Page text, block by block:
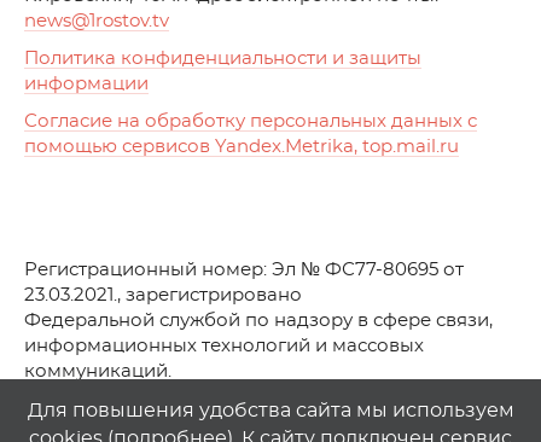
news@1rostov.tv
Политика конфиденциальности и защиты
информации
Согласие на обработку персональных данных с
помощью сервисов Yandex.Metrika, top.mail.ru
Регистрационный номер: Эл № ФС77-80695 от
23.03.2021., зарегистрировано
Федеральной службой по надзору в сфере связи,
информационных технологий и массовых
коммуникаций.
© АО Телеканал «Первый Ростовский» (2021-2025)
Для повышения удобства сайта мы используем